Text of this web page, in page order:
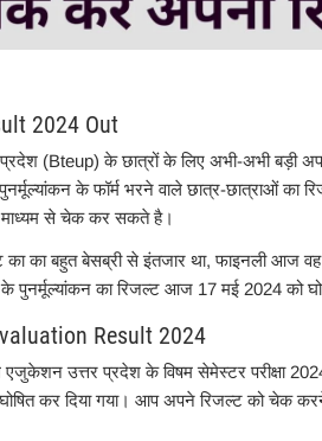
2024 Out
(Bteup) के छात्रों के लिए अभी-अभी बड़ी
के फॉर्म भरने वाले छात्र-छात्राओं का
से चेक कर सकते है।
का बहुत बेसब्री से इंतजार था, फाइनली आज वह
के पुनर्मूल्यांकन का रिजल्ट आज 17 मई 2024 को
Result 2024
उत्तर प्रदेश के विषम सेमेस्टर परीक्षा
कर दिया गया। आप अपने रिजल्ट को चेक